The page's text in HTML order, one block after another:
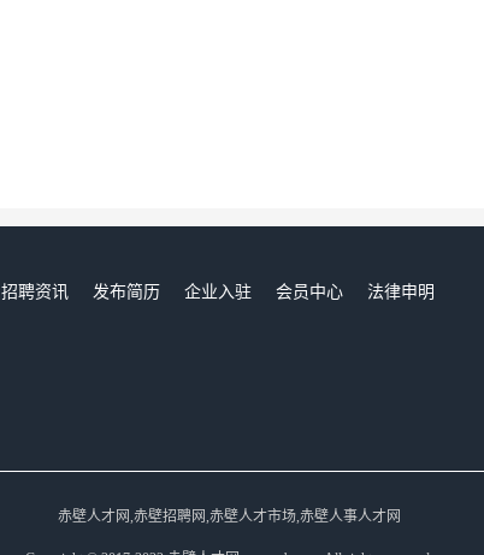
招聘资讯 发布简历 企业入驻 会员中心
法律申明
赤壁人才网,赤壁招聘网,赤壁人才市场,赤壁人事人才网